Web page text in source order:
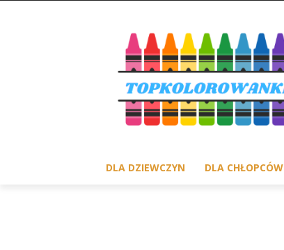
DLA DZIEWCZYN DLA CHŁOPCÓW